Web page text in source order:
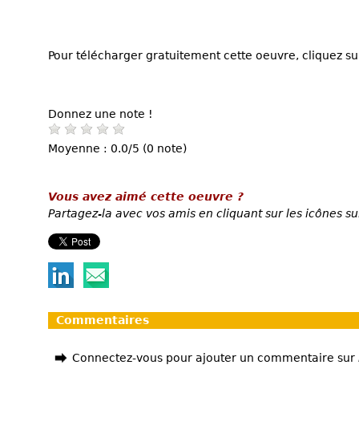
Pour télécharger gratuitement cette oeuvre, cliquez
Donnez une note !
Moyenne : 0.0/5 (0 note)
Vous avez aimé cette oeuvre ?
Partagez-la avec vos amis en cliquant sur les icônes
Commentaires
Connectez-vous pour ajouter un commentaire sur